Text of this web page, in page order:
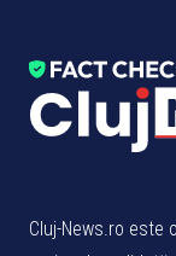
Cluj-News.ro este